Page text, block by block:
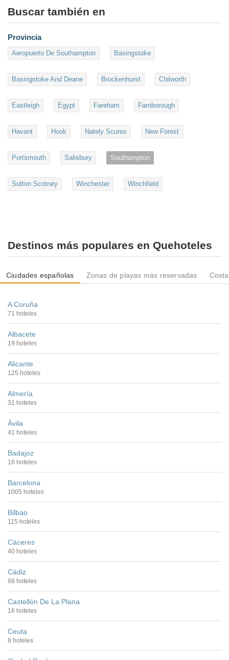
Buscar también en
Provincia
Aeropuerto De Southampton Basingstoke
Basingstoke And Deane Brockenhurst Chilworth
Eastleigh Egypt Fareham Farnborough
Havant Hook Nately Scures New Forest
Portsmouth Salisbury Southampton
Sutton Scotney Winchester Winchfield
Destinos más populares en Quehoteles
Ciudades españolas Zonas de playas más reservadas
A Coruña
71 hoteles
Albacete
19 hoteles
Alicante
125 hoteles
Almería
31 hoteles
Ávila
41 hoteles
Badajoz
16 hoteles
Barcelona
1005 hoteles
Bilbao
115 hoteles
Cáceres
40 hoteles
Cádiz
68 hoteles
Castellón De La Plana
16 hoteles
Ceuta
8 hoteles